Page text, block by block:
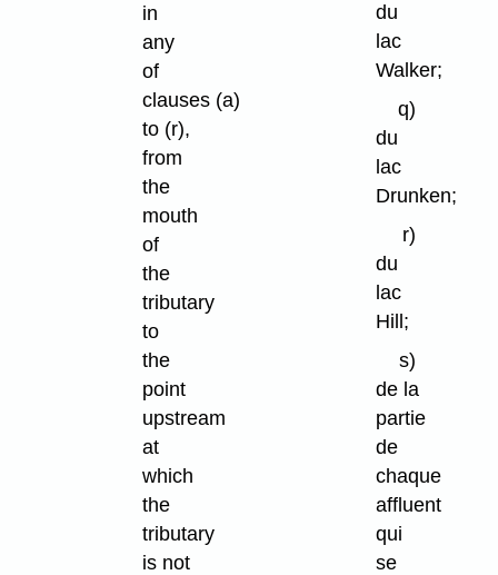
in
any
of
clauses (a)
to (r),
from
the
mouth
of
the
tributary
to
the
point
upstream
at
which
the
tributary
is not
du
lac
Walker;
q)
du
lac
Drunken;
r)
du
lac
Hill;
s)
de la
partie
de
chaque
affluent
qui
se